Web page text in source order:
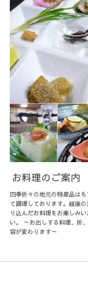
お料理のご案内
四季折々の地元の特産品は
て調理しております。越後
り込んだお料理をお楽しみ
い。 ～お出しする料理、折
容が変わります～